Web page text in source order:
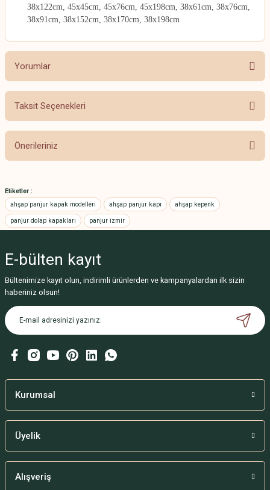
38x122cm, 45x45cm, 45x76cm, 45x198cm, 38x61cm, 38x76cm,
38x91cm, 38x152cm, 38x170cm, 38x198cm
Yorumlar
Bu ürüne ilk yorumu siz yapın!
Taksit Seçenekleri
Önerileriniz
yetersiz gördüğünüz noktaları öneri formunu kullanarak tarafımıza
iletebilirsiniz.
Görüş ve önerileriniz için teşekkür ederiz.
Ürün açıklamasında eksik bilgiler bulunuyor.
Ürün bilgilerinde hatalar bulunuyor.
Ürün fiyatı diğer sitelerden daha pahalı.
Etiketler :
ahşap panjur kapak modelleri
ahşap panjur kapı ahşap kepenk
panjur dolap kapakları panjur izmir
E-bülten kayıt
Bültenimize kayıt olun, indirimli ürünlerden ve kampanyalardan ilk sizin
haberiniz olsun!
Kurumsal
Üyelik
Alışveriş